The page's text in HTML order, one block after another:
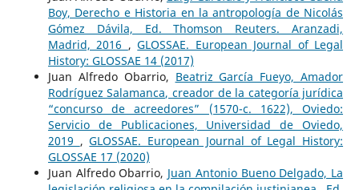
Boy, Derecho e Historia en la antropología de Nicolás
Gómez Dávila, Ed. Thomson Reuters. Aranzadi,
Madrid, 2016 ,GLOSSAE. European Journal of Legal
History: GLOSSAE 14 (2017)
Juan Alfredo Obarrio, Beatriz García Fueyo, Amador
Rodríguez Salamanca, creador de la categoría jurídica
“concurso de acreedores” (1570-c. 1622), Oviedo:
Servicio de Publicaciones, Universidad de Oviedo,
2019 ,GLOSSAE. European Journal of Legal History:
GLOSSAE 17 (2020)
Juan Alfredo Obarrio, Juan Antonio Bueno Delgado, La